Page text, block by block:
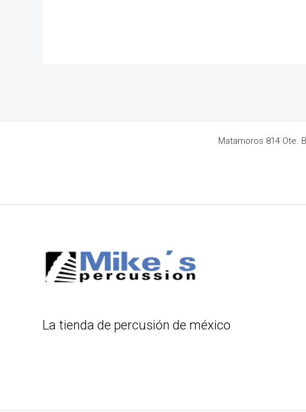
Matamoros 814 Ote.
La tienda de percusión de méxico